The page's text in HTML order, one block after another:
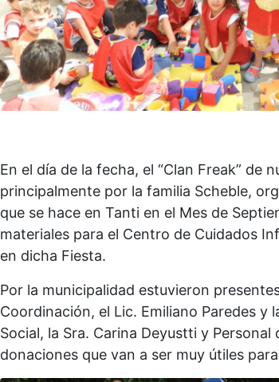
En el día de la fecha, el “Clan Freak” de
principalmente por la familia Scheble,
que se hace en Tanti en el Mes de
materiales para el Centro de Cuidados
en dicha Fiesta.
Por la municipalidad estuvieron
Coordinación, el Lic. Emiliano Paredes y
Social, la Sra. Carina Deyustti y
donaciones que van a ser muy útiles